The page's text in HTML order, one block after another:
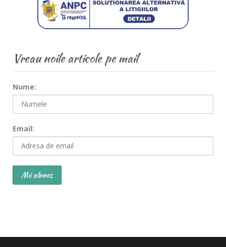
Vreau noile articole pe mail
Nume:
Email: